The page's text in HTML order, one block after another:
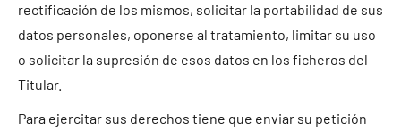
rectificación de los mismos, solicitar la portabilidad de sus
datos personales, oponerse al tratamiento, limitar su uso
o solicitar la supresión de esos datos en los ficheros del
Titular.
Para ejercitar sus derechos tiene que enviar su petición